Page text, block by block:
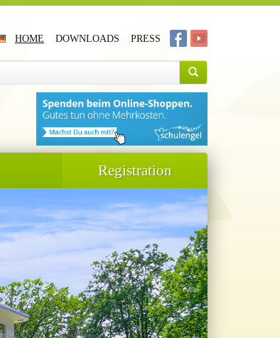
HOME DOWNLOADS PRESS
Registration